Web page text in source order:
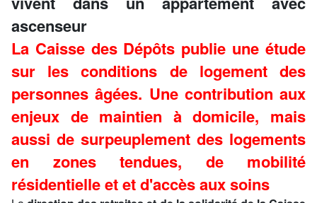
ascenseur
La Caisse des Dépôts publie une étude
sur les conditions de logement des
personnes âgées. Une contribution aux
enjeux de maintien à domicile, mais
aussi de surpeuplement des logements
en zones tendues, de mobilité
résidentielle et et d'accès aux soins